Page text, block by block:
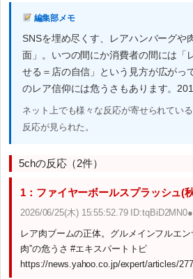
編集部メモ
SNSを埋め尽くす、レアハンバーグや
面」。いつの間にか消費者の間には「
せる＝店の自信」という見方が広がっ
のレア信仰には危うさもあります。
ネット上でも様々な反応が寄せられてい
反応が見られた。
5chの反応（2件）
1：ファイヤーボールスプラッシュ(
2026/06/25(木) 15:55:52.79 ID:tqBiD2MN0●
レア肉ブームの正体。グルメインフルエ
肉”の危うさ #エキスパートトピ
https://news.yahoo.co.jp/expert/articles/